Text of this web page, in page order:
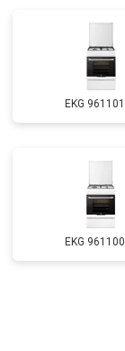
EKG
EKG